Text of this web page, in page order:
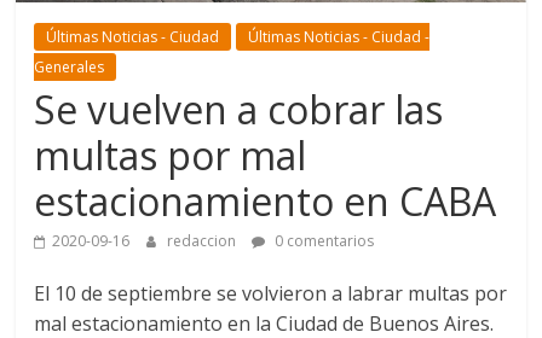
Últimas Noticias - Ciudad
Últimas Noticias - Ciudad -
Generales
Se vuelven a cobrar las
multas por mal
estacionamiento en CABA
2020-09-16 redaccion 0 comentarios
El 10 de septiembre se volvieron a labrar multas por
mal estacionamiento en la Ciudad de Buenos Aires.